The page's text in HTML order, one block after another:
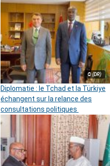
© (DR)
Diplomatie : le Tchad et la Türkiye
échangent sur la relance des
consultations politiques